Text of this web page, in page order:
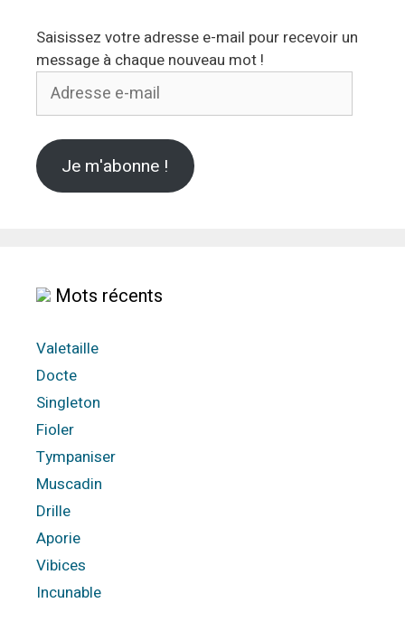
Saisissez votre adresse e-mail pour recevoir un
message à chaque nouveau mot !
Adresse
Je m'abonne !
Mots récents
Valetaille
Docte
Singleton
Fioler
Tympaniser
Muscadin
Drille
Aporie
Vibices
Incunable